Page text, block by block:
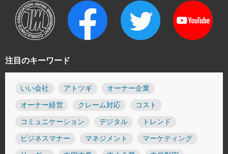
注目のキーワード
いい会社 アトツギ オーナー企業
オーナー経営 クレーム対応 コスト
コミュニケーション デジタル トレンド
ビジネスマナー マネジメント マーケティング